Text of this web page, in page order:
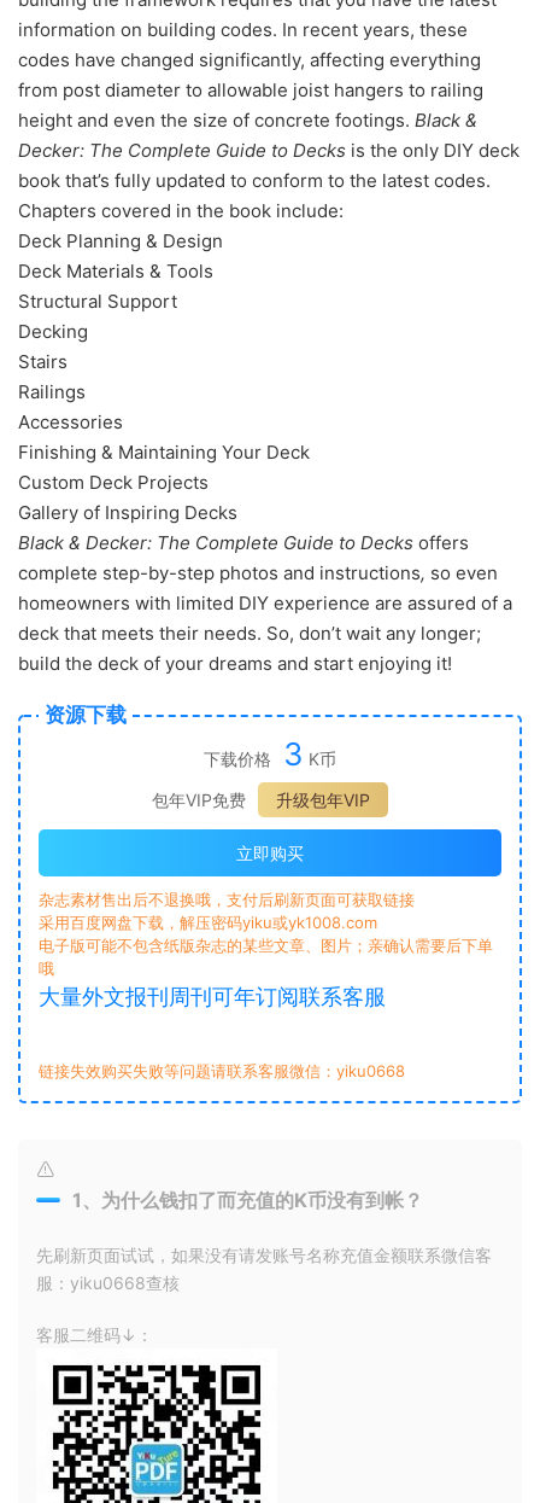
information on building codes. In recent years, these
codes have changed significantly, affecting everything
from post diameter to allowable joist hangers to railing
height and even the size of concrete footings. Black &
Decker: The Complete Guide to Decks is the only DIY deck
book that’s fully updated to conform to the latest codes.
Chapters covered in the book include:
Deck Planning & Design
Deck Materials & Tools
Structural Support
Decking
Stairs
Railings
Accessories
Finishing & Maintaining Your Deck
Custom Deck Projects
Gallery of Inspiring Decks
Black & Decker: The Complete Guide to Decks offers
complete step-by-step photos and instructions, so even
homeowners with limited DIY experience are assured of a
deck that meets their needs. So, don’t wait any longer;
build the deck of your dreams and start enjoying it!
资源下载
下载价格 3 K币
包年VIP免费
升级包年VIP
立即购买
杂志素材售出后不退换哦，支付后刷新页面可获取链接
采用百度网盘下载，解压密码yiku或yk1008.com
电子版可能不包含纸版杂志的某些文章、图片；亲确认需要后下单
哦
大量外文报刊周刊可年订阅联系客服
链接失效购买失败等问题请联系客服微信：yiku0668
1、为什么钱扣了而充值的K币没有到帐？
先刷新页面试试，如果没有请发账号名称充值金额联系微信客
服：yiku0668查核
客服二维码↓：